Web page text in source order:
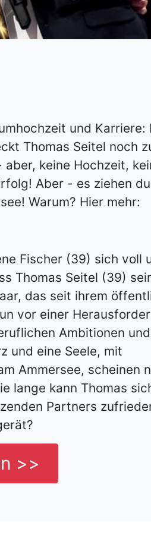
und Karriere:
Thomas Seitel noch
keine Hochzeit,
Aber - es ziehen
Warum? Hier mehr:
Fischer (39) sich voll
Thomas Seitel (39)
das seit ihrem
vor einer
Ambitionen
und eine Seele, mit
Ammersee, scheinen
lange kann Thomas
Partners
>>